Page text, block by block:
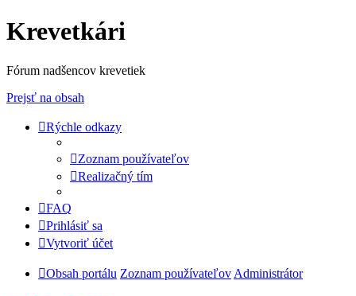
Krevetkári
Fórum nadšencov krevetiek
Prejsť na obsah
Rýchle odkazy
Zoznam používateľov
Realizačný tím
FAQ
Prihlásiť sa
Vytvoriť účet
Obsah portálu Zoznam používateľov Administrátor